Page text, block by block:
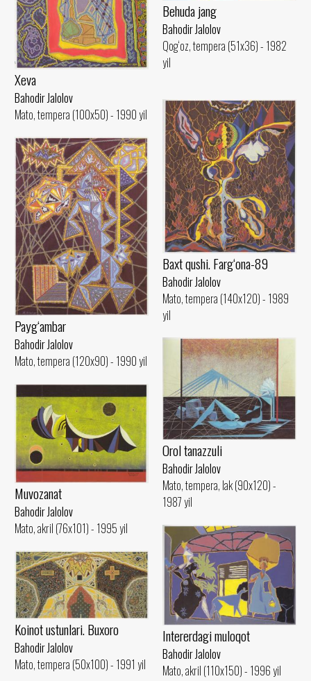
Xeva
Bahodir Jalolov
Mato, tempera (100x50) - 1990 yil
Behuda jang
Bahodir Jalolov
Qog‘oz, tempera (51x36) - 1982
yil
Baxt qushi. Farg‘ona-89
Bahodir Jalolov
Mato, tempera (140x120) - 1989
yil
Payg‘ambar
Bahodir Jalolov
Mato, tempera (120x90) - 1990 yil
Orol tanazzuli
Bahodir Jalolov
Mato, tempera, lak (90x120) -
1987 yil
Muvozanat
Bahodir Jalolov
Mato, akril (76x101) - 1995 yil
Intererdagi muloqot
Bahodir Jalolov
Mato, akril (110x150) - 1996 yil
Koinot ustunlari. Buxoro
Bahodir Jalolov
Mato, tempera (50x100) - 1991 yil